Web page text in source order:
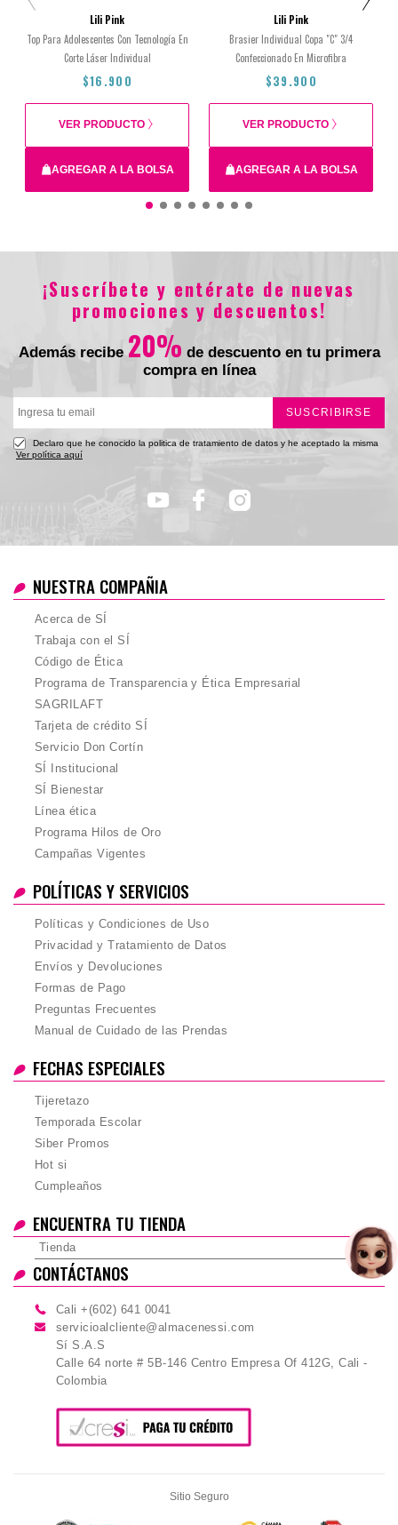
Lili Pink
Top Para Adolescentes Con Tecnología En
Corte Láser Individual
$16.900
AGREGAR A LA BOLSA
VER PRODUCTO
$16.900
Lili Pink
Brasier Individual Copa "C" 3/4
Confeccionado En Microfibra
$39.900
AGREGAR A LA BOLSA
VER PRODUCTO
$39.900
¡Suscríbete y entérate de nuevas
promociones y descuentos!
Además recibe 20% de descuento en tu primera
compra en línea
SUSCRIBIRSE
Declaro que he conocido la politica de tratamiento de datos y he aceptado la misma
Ver política aquí
NUESTRA COMPAÑIA
Acerca de SÍ
Trabaja con el SÍ
Código de Ética
Programa de Transparencia y Ética Empresarial
SAGRILAFT
Tarjeta de crédito SÍ
Servicio Don Cortín
SÍ Institucional
SÍ Bienestar
Línea ética
Programa Hilos de Oro
Campañas Vigentes
POLÍTICAS Y SERVICIOS
Políticas y Condiciones de Uso
Privacidad y Tratamiento de Datos
Envíos y Devoluciones
Formas de Pago
Preguntas Frecuentes
Manual de Cuidado de las Prendas
FECHAS ESPECIALES
Tijeretazo
Temporada Escolar
Siber Promos
Hot si
Cumpleaños
ENCUENTRA TU TIENDA
Tienda
CONTÁCTANOS
Cali +(602) 641 0041
servicioalcliente@almacenessi.com
Sí S.A.S
Calle 64 norte # 5B-146 Centro Empresa Of 412G, Cali -
Colombia
Sitio Seguro